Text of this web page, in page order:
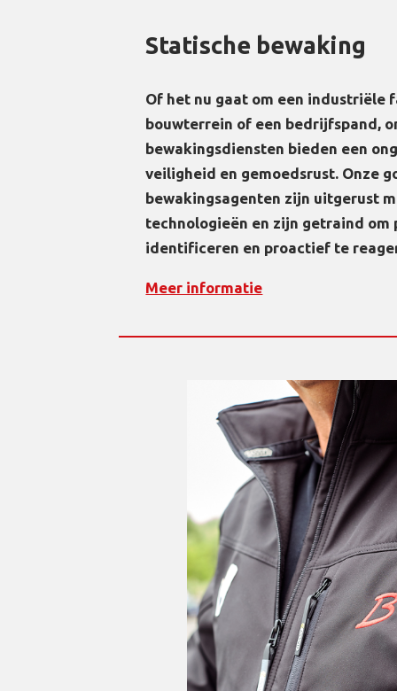
Statische bewaking
Of het nu gaat om een industriële
bouwterrein of een bedrijfspand,
bewakingsdiensten bieden een
veiligheid en gemoedsrust. Onze
bewakingsagenten zijn uitgerust
technologieën en zijn getraind om
identificeren en proactief te
Meer informatie